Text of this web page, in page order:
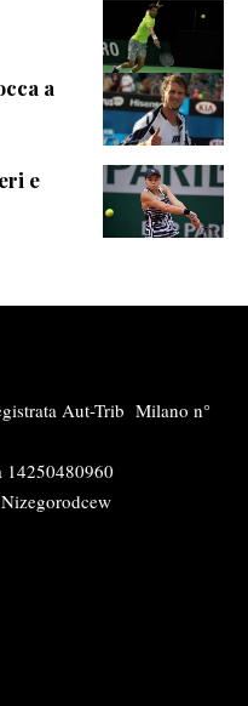
a
e
Aut-Trib Milano n°
14250480960